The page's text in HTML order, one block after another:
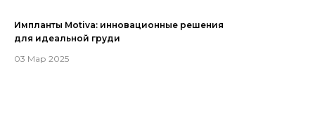
Импланты Motiva: инновационные решения
для идеальной груди
03 Мар 2025